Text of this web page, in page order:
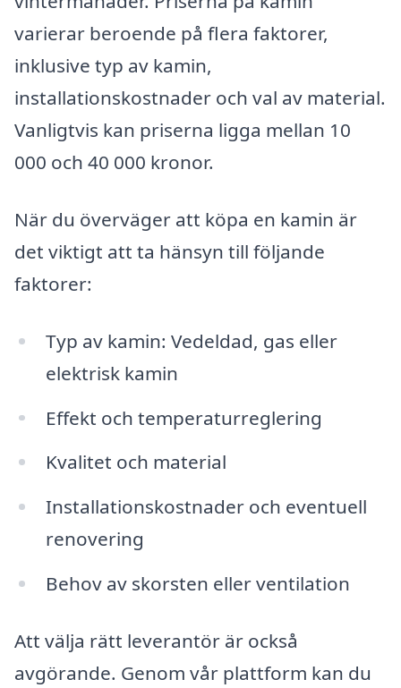
varierar beroende på flera faktorer,
inklusive typ av kamin,
installationskostnader och val av material.
Vanligtvis kan priserna ligga mellan 10
000 och 40 000 kronor.
När du överväger att köpa en kamin är
det viktigt att ta hänsyn till följande
faktorer:
Typ av kamin: Vedeldad, gas eller
elektrisk kamin
Effekt och temperaturreglering
Kvalitet och material
Installationskostnader och eventuell
renovering
Behov av skorsten eller ventilation
Att välja rätt leverantör är också
avgörande. Genom vår plattform kan du